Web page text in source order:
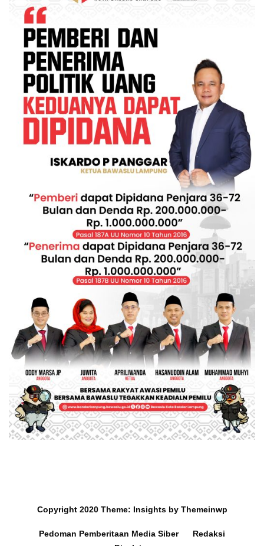
Copyright 2020 Theme: Insightsby Themeinwp
Pedoman Pemberitaan Media Siber
Redaksi